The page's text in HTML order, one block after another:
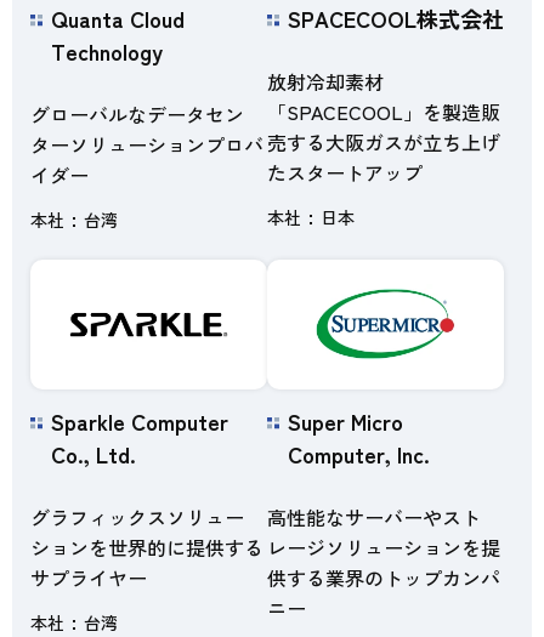
Quanta Cloud
Technology
本社 台湾
グローバルなデータセン
ターソリューションプロバ
イダー
SPACECOOL株式会社
本社 日本
放射冷却素材
「SPACECOOL」を製造販
売する大阪ガスが立ち上げ
たスタートアップ
Sparkle Computer
Co., Ltd.
本社 台湾
グラフィックスソリュー
ションを世界的に提供する
サプライヤー
Super Micro
Computer, Inc.
高性能なサーバーやスト
レージソリューションを提
供する業界のトップカンパ
ニー